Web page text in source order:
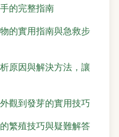
的完整指南
的實用指南與急救步
原因與解決方法，讓
觀到發芽的實用技巧
繁殖技巧與疑難解答